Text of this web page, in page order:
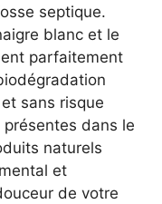
septique.
blanc et le
parfaitement
sans risque
dans le
naturels
et
de votre